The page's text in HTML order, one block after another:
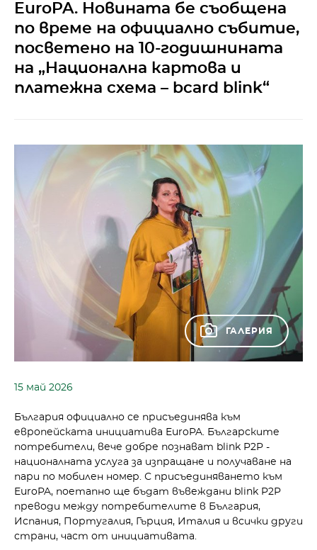
EuroPA. Новината бе съобщена
по време на официално събитие,
посветено на 10-годишнината
на „Национална картова и
платежна схема – bcard blink“
ГАЛЕРИЯ
15 май 2026
България официално се присъединява към
европейската инициатива EuroPA. Българските
потребители, вече добре познават blink P2P -
националната услуга за изпращане и получаване на
пари по мобилен номeр. С присъединяването към
EuroPA, поетапно ще бъдат въвеждани blink P2P
преводи между потребителите в България,
Испания, Португалия, Гърция, Италия и всички други
страни, част от инициативата.